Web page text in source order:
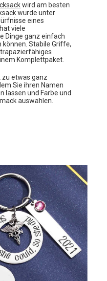
wird am besten
wurde unter
eines
viele
Dinge ganz einfach
Stabile Griffe,
Komplettpaket.
zu etwas ganz
Sie ihren Namen
lassen und Farbe und
auswählen.